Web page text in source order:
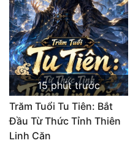
15 phút trước
Trăm Tuổi Tu Tiên: Bắt
Đầu Từ Thức Tỉnh Thiên
Linh Căn